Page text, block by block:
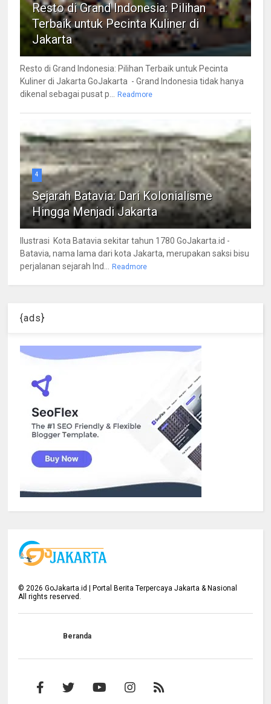
Resto di Grand Indonesia: Pilihan
Terbaik untuk Pecinta Kuliner di
Jakarta
Resto di Grand Indonesia: Pilihan Terbaik untuk Pecinta
Kuliner di Jakarta GoJakarta - Grand Indonesia tidak hanya
dikenal sebagai pusat p... Readmore
4
Sejarah Batavia: Dari Kolonialisme
Hingga Menjadi Jakarta
Ilustrasi Kota Batavia sekitar tahun 1780 GoJakarta.id -
Batavia, nama lama dari kota Jakarta, merupakan saksi bisu
perjalanan sejarah Ind... Readmore
{ads}
©2026 GoJakarta.id | Portal Berita Terpercaya Jakarta & Nasional
All rights reserved.
Beranda